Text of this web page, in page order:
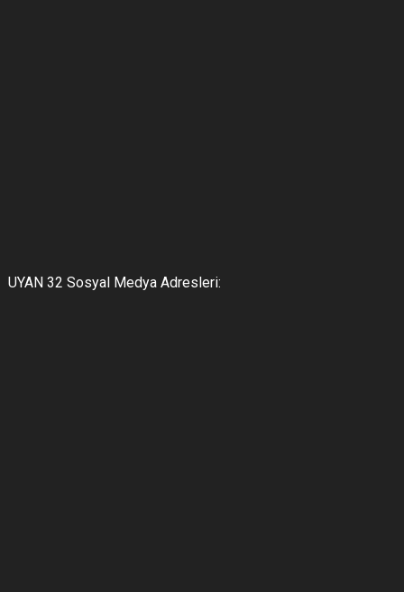
UYAN 32 Sosyal Medya Adresleri: